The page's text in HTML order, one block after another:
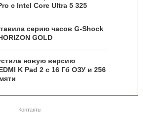
с Intel Core Ultra 5 325
серию часов G-Shock
GOLD
новую версию
K Pad 2 с 16 Гб ОЗУ и 256
Контакты